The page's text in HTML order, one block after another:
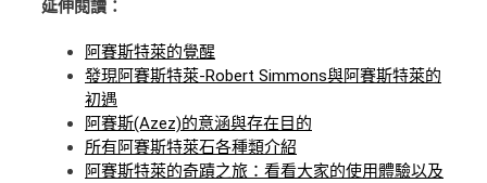
延伸閱讀：
阿賽斯特萊的覺醒
發現阿賽斯特萊-Robert Simmons與阿賽斯特萊的
初遇
阿賽斯(Azez)的意涵與存在目的
所有阿賽斯特萊石各種類介紹
阿賽斯特萊的奇蹟之旅：看看大家的使用體驗以及